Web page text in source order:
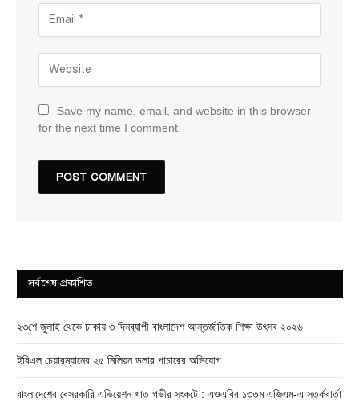
Save my name, email, and website in this browser
for the next time I comment.
সর্বশেষ প্রকাশিত
২৩শে জুলাই থেকে ঢাকায় ৩ দিনব্যাপী বাংলাদেশ আন্তর্জাতিক শিক্ষা উৎসব ২০২৬
ইবিএল চেয়ারম্যানের ২৫ মিলিয়ন ডলার পাচারের অভিযোগ
বাংলাদেশের বেসরকারি এভিয়েশন খাত গভীর সংকটে : এওএবির ১৩তম এজিএম-এ সতর্কবার্তা